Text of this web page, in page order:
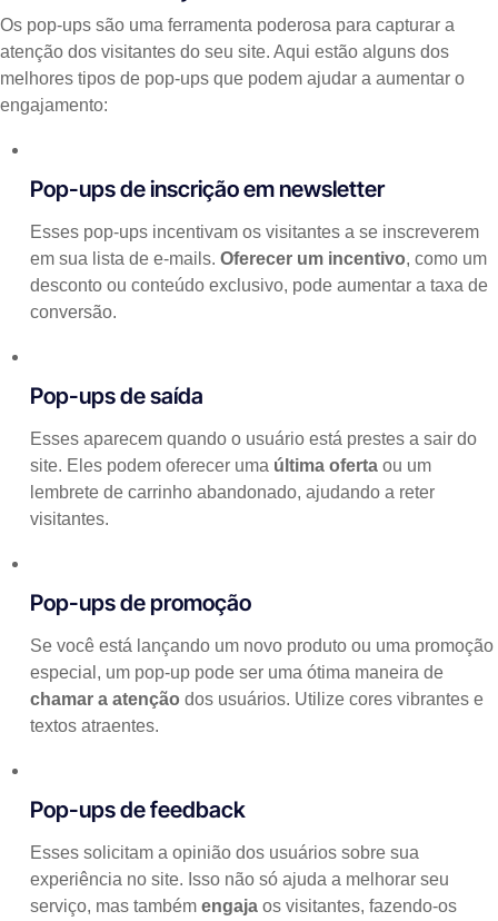
Os pop-ups são uma ferramenta poderosa para capturar a
atenção dos visitantes do seu site. Aqui estão alguns dos
melhores tipos de pop-ups que podem ajudar a aumentar o
engajamento:
Pop-ups de inscrição em newsletter
Esses pop-ups incentivam os visitantes a se inscreverem
em sua lista de e-mails.Oferecer um incentivo, como um
desconto ou conteúdo exclusivo, pode aumentar a taxa de
conversão.
Pop-ups de saída
Esses aparecem quando o usuário está prestes a sair do
site. Eles podem oferecer uma última oferta ou um
lembrete de carrinho abandonado, ajudando a reter
visitantes.
Pop-ups de promoção
Se você está lançando um novo produto ou uma promoção
especial, um pop-up pode ser uma ótima maneira de
chamar a atenção dos usuários. Utilize cores vibrantes e
textos atraentes.
Pop-ups de feedback
Esses solicitam a opinião dos usuários sobre sua
experiência no site. Isso não só ajuda a melhorar seu
serviço, mas tambémengaja os visitantes, fazendo-os